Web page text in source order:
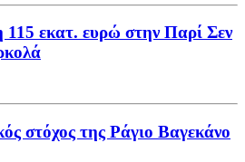
εκατ. ευρώ στην Παρί Σεν
στόχος της Ράγιο Βαγεκάνο